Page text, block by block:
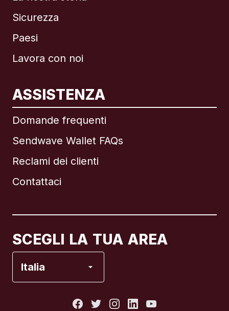
Sicurezza
Paesi
Lavora con noi
ASSISTENZA
Domande frequenti
Sendwave Wallet FAQs
Reclami dei clienti
Contattaci
SCEGLI LA TUA AREA
Italia
Internazionale English
Brasile